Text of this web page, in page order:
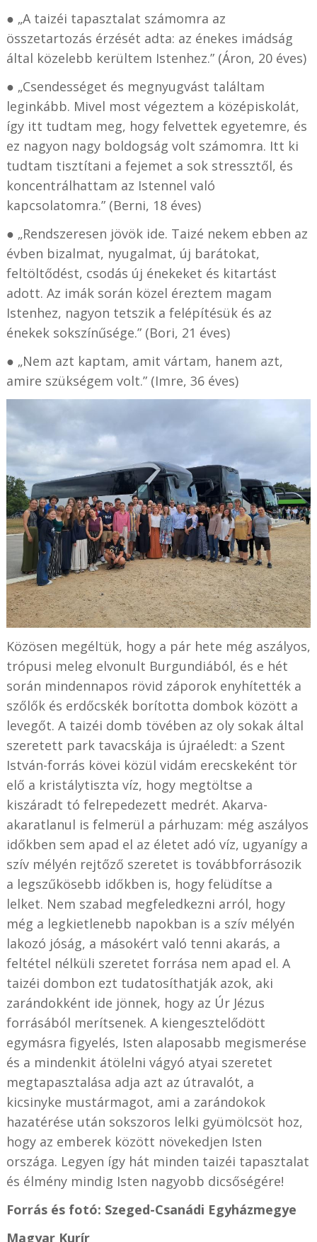
● „A taizéi tapasztalat számomra az
összetartozás érzését adta: az énekes imádság
által közelebb kerültem Istenhez.” (Áron, 20 éves)
● „Csendességet és megnyugvást találtam
leginkább. Mivel most végeztem a középiskolát,
így itt tudtam meg, hogy felvettek egyetemre, és
ez nagyon nagy boldogság volt számomra. Itt ki
tudtam tisztítani a fejemet a sok stressztől, és
koncentrálhattam az Istennel való
kapcsolatomra.” (Berni, 18 éves)
● „Rendszeresen jövök ide. Taizé nekem ebben az
évben bizalmat, nyugalmat, új barátokat,
feltöltődést, csodás új énekeket és kitartást
adott. Az imák során közel éreztem magam
Istenhez, nagyon tetszik a felépítésük és az
énekek sokszínűsége.” (Bori, 21 éves)
● „Nem azt kaptam, amit vártam, hanem azt,
amire szükségem volt.” (Imre, 36 éves)
Közösen megéltük, hogy a pár hete még aszályos,
trópusi meleg elvonult Burgundiából, és e hét
során mindennapos rövid záporok enyhítették a
szőlők és erdőcskék borította dombok között a
levegőt. A taizéi domb tövében az oly sokak által
szeretett park tavacskája is újraéledt: a Szent
István-forrás kövei közül vidám erecskeként tör
elő a kristálytiszta víz, hogy megtöltse a
kiszáradt tó felrepedezett medrét. Akarva-
akaratlanul is felmerül a párhuzam: még aszályos
időkben sem apad el az életet adó víz, ugyanígy a
szív mélyén rejtőző szeretet is továbbforrásozik
a legszűkösebb időkben is, hogy felüdítse a
lelket. Nem szabad megfeledkezni arról, hogy
még a legkietlenebb napokban is a szív mélyén
lakozó jóság, a másokért való tenni akarás, a
feltétel nélküli szeretet forrása nem apad el. A
taizéi dombon ezt tudatosíthatják azok, aki
zarándokként ide jönnek, hogy az Úr Jézus
forrásából merítsenek. A kiengesztelődött
egymásra figyelés, Isten alaposabb megismerése
és a mindenkit átölelni vágyó atyai szeretet
megtapasztalása adja azt az útravalót, a
kicsinyke mustármagot, ami a zarándokok
hazatérése után sokszoros lelki gyümölcsöt hoz,
hogy az emberek között növekedjen Isten
országa. Legyen így hát minden taizéi tapasztalat
és élmény mindig Isten nagyobb dicsőségére!
Forrás és fotó: Szeged-Csanádi Egyházmegye
Magyar Kurír